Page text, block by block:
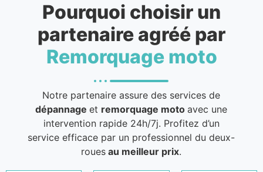
Pourquoi choisir un
partenaire agréé par
Remorquage moto
Notre partenaire assure des services de
dépannageet remorquage motoavec une
intervention rapide 24h/7j. Profitez d’un
service efficace par un professionnel du deux-
roues au meilleur prix.